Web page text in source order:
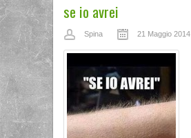
se io avrei
Spina 21 Maggio 2014